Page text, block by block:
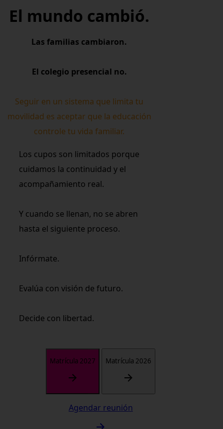
El mundo cambió.
Las familias cambiaron.
El colegio presencial no.
Seguir en un sistema que limita tu
movilidad es aceptar que la educación
controle tu vida familiar.
Los cupos son limitados porque
cuidamos la continuidad y el
acompañamiento real.
Y cuando se llenan, no se abren
hasta el siguiente proceso.
Infórmate.
Evalúa con visión de futuro.
Decide con libertad.
Matrícula 2027 Matrícula 2026
Agendar reunión